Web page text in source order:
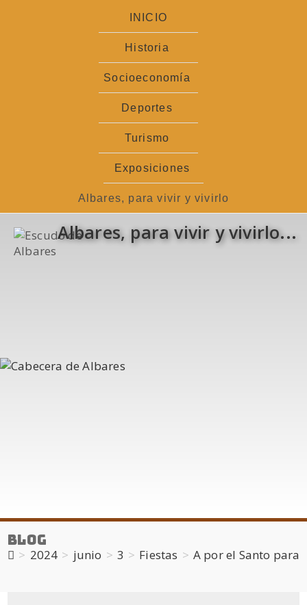
INICIO
Historia
Socioeconomía
Deportes
Turismo
Exposiciones
Albares, para vivir y vivirlo
Albares, para vivir y vivirlo...
Blog
> 2024 > junio > 3 > Fiestas > A por el Santo para